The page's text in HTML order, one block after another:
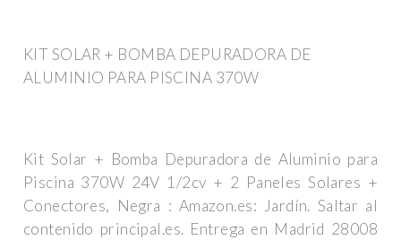
KIT SOLAR + BOMBA DEPURADORA DE
ALUMINIO PARA PISCINA 370W
Kit Solar + Bomba Depuradora de Aluminio para
Piscina 370W 24V 1/2cv + 2 Paneles Solares +
Conectores, Negra : Amazon.es: Jardín. Saltar al
contenido principal.es. Entrega en Madrid 28008